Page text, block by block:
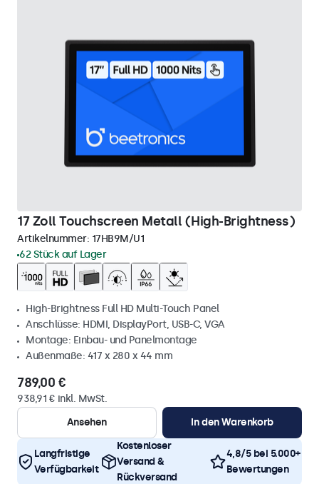
17 Zoll Touchscreen Metall (High-Brightness)
Artikelnummer: 17HB9M/U1
62 Stück auf Lager
High-Brightness Full HD Multi-Touch Panel
Anschlüsse: HDMI, DisplayPort, USB-C, VGA
Montage: Einbau- und Panelmontage
Außenmaße: 417 x 280 x 44 mm
789,00 €
938,91 € inkl. MwSt.
Ansehen
In den Warenkorb
Langfristige
Verfügbarkeit
Kostenloser
Versand &
Rückversand
4,8/5 bei 5.000+
Bewertungen